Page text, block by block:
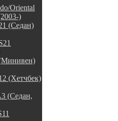
Oriental
)
(Седан)
(Хетчбек)
(Седан,